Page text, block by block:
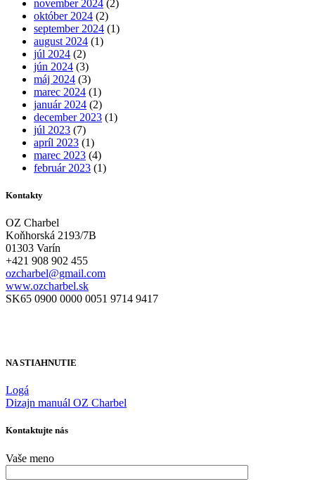
november 2024 (2)
október 2024 (2)
september 2024 (1)
august 2024 (1)
júl 2024 (2)
jún 2024 (3)
máj 2024 (3)
marec 2024 (1)
január 2024 (2)
december 2023 (1)
júl 2023 (7)
apríl 2023 (1)
marec 2023 (4)
február 2023 (1)
Kontakty
OZ Charbel
Koňhorská 2193/7B
01303 Varín
+421 908 902 455
ozcharbel@gmail.com
www.ozcharbel.sk
SK65 0900 0000 0051 9714 9417
NA STIAHNUTIE
Logá
Dizajn manuál OZ Charbel
Kontaktujte nás
Vaše meno